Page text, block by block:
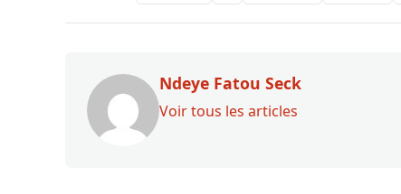
Ndeye Fatou Seck
Voir tous les articles